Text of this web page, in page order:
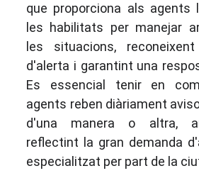
que proporciona als agents
les habilitats per manejar
les situacions,
d'alerta i garantint una
Es essencial tenir en
agents reben diàriament
d'una manera o altra,
reflectint la gran demanda
especialitzat per part de la